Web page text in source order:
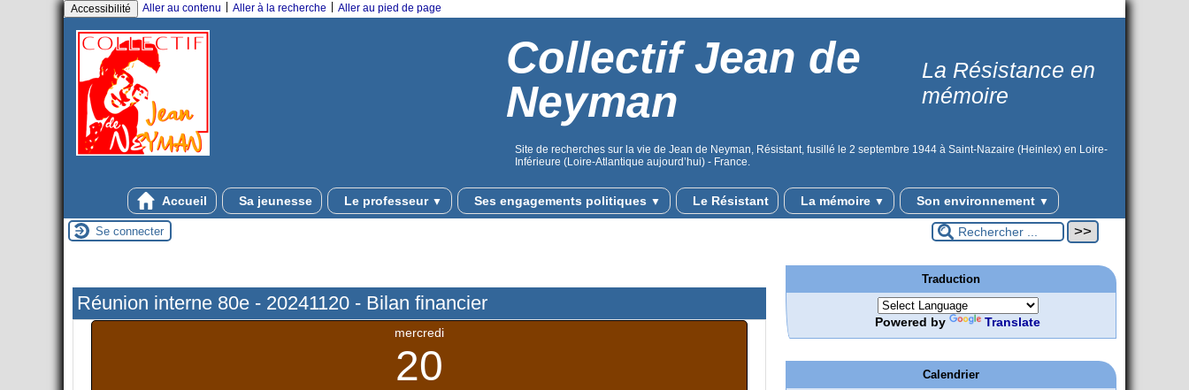
Accessibilité Aller au contenu Aller à la recherche Aller au pied de page
Collectif Jean de
Neyman
La Résistance en
mémoire
Site de recherches sur la vie de Jean de Neyman, Résistant, fusillé le 2 septembre 1944 à Saint-Nazaire (Heinlex) en Loire-
Inférieure (Loire-Atlantique aujourd’hui) - France.
Accueil Sa jeunesse Le professeur ▼ Ses engagements politiques ▼ Le Résistant La mémoire ▼ Son environnement ▼
Se connecter
Réunion interne 80e - 20241120 - Bilan financier
mercredi
20
Traduction
Powered by Translate
Calendrier